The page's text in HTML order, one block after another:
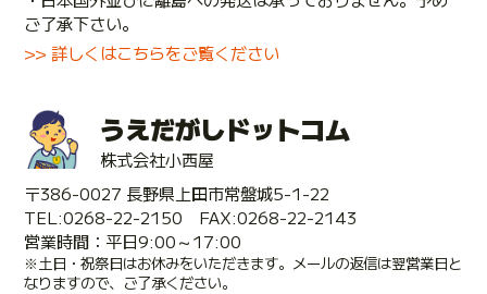
ご了承下さい。
>> 詳しくはこちらをご覧ください
うえだがしドットコム
株式会社小西屋
〒386-0027 長野県上田市常盤城5-1-22
TEL:0268-22-2150 FAX:0268-22-2143
営業時間：平日9:00～17:00
※土日・祝祭日はお休みをいただきます。メールの返信は翌営業日と
なりますので、ご了承ください。